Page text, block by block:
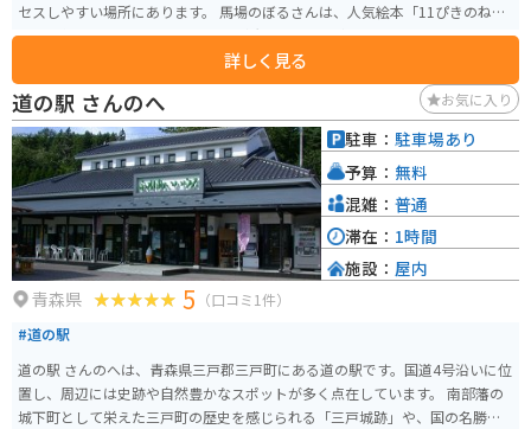
セスしやすい場所にあります。 馬場のぼるさんは、人気絵本「11ぴきのね
こ」の作者で、三戸町では、それを活用したまちづくりを行っています。 ほ
のぼの館は、3つのコンセプトで構成されています。 ・馬場のぼるさんについ
て学ぶ：馬場さんの幼少期からの資料が展示してあり、その人となりを知る
ことができます。 ・馬場のぼるそんの作品に触れる：馬場さんの代表作「11
ぴきのねこ」シリーズはもちろん、その他の絵本を読んだり、拡大された作
品のレプリカなどを楽しむことができます。 ・作品の世界に入り込む：館内
の至る所に、作品から飛び出したキャラクターたちがいたり、フォトフレー
ムや壁一面に作品のワンシーンが描かれたウォールアートなど、フォトスポ
ットがたくさんあります。 子供だけではなく、大人も楽しめるスポットで
す。
詳しく見る
道の駅 さんのへ お気に入り
青森県 5 （口コミ1件）
#道の駅
道の駅 さんのへは、青森県三戸郡三戸町にある道の駅です。国道4号沿いに位
置し、周辺には史跡や自然豊かなスポットが多く点在しています。 南部藩の
城下町として栄えた三戸町の歴史を感じられる「三戸城跡」や、国の名勝に
駐車： 駐車場あり
予算： 無料
混雑： 普通
滞在： 1時間
施設： 屋内